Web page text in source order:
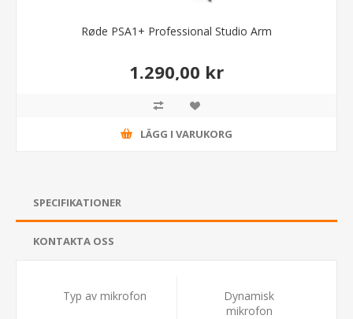
Røde PSA1+ Professional Studio Arm
1.290,00 kr
LÄGG I VARUKORG
SPECIFIKATIONER
KONTAKTA OSS
Typ av mikrofon
Dynamisk
mikrofon